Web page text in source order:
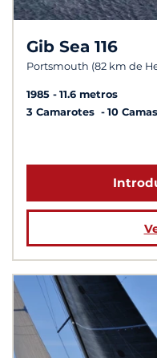
Gib Sea 116
Portsmouth (82 km de
1985
11.6 metros
3 Camarotes
10 Camas